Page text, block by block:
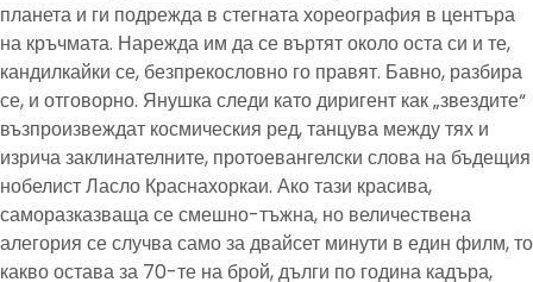
планета и ги подрежда в стегната хореография в центъра
на кръчмата. Нарежда им да се въртят около оста си и те,
кандилкайки се, безпрекословно го правят. Бавно, разбира
се, и отговорно. Янушка следи като диригент как „звездите“
възпроизвеждат космическия ред, танцува между тях и
изрича заклинателните, протоевангелски слова на бъдещия
нобелист Ласло Краснахоркаи. Ако тази красива,
саморазказваща се смешно-тъжна, но величествена
алегория се случва само за двайсет минути в един филм, то
какво остава за 70-те на брой, дълги по година кадъра,